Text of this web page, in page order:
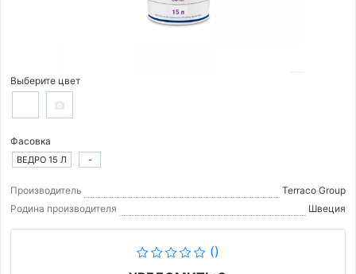
Выберите цвет
Фасовка
ВЕДРО 15 Л -
Производитель
Terraco Group
Родина производителя
Швеция
()